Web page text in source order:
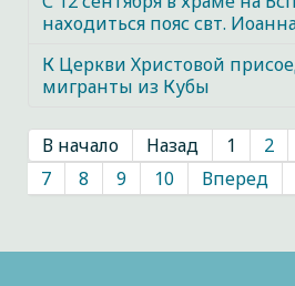
находиться пояс свт.
К Церкви Христовой
мигранты из Кубы
В начало Назад 1 2
7
8 9 10 Вперед